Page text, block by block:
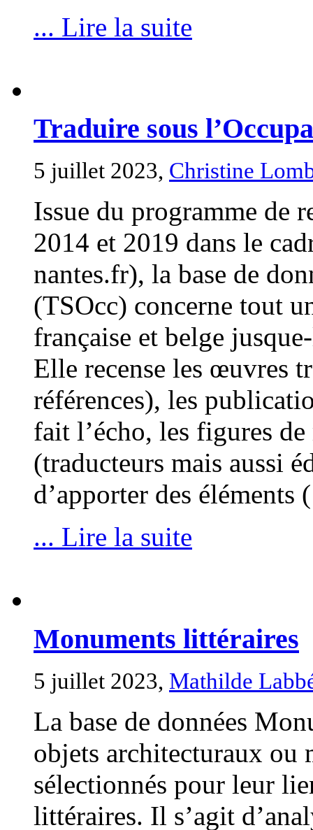
... Lire la suite
Traduire sous
5 juillet 2023, Christine
Issue du programme de
2014 et 2019 dans le
nantes.fr), la base de
(TSOcc) concerne tout
française et belge
Elle recense les œuvres
références), les
fait l’écho, les figures
(traducteurs mais aussi
d’apporter des
... Lire la suite
Monuments littéraires
5 juillet 2023, Mathilde
La base de données
objets architecturaux ou
sélectionnés pour leur
littéraires. Il s’agit